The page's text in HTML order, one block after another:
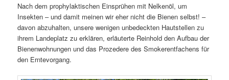
Nach dem prophylaktischen Einsprühen mit Nelkenöl, um
Insekten – und damit meinen wir eher nicht die Bienen selbst! –
davon abzuhalten, unsere wenigen unbedeckten Hautstellen zu
ihrem Landeplatz zu erklären, erläuterte Reinhold den Aufbau der
Bienenwohnungen und das Prozedere des Smokerentfachens für
den Erntevorgang.